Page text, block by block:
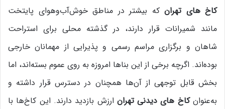
کاخ های تهران که بیشتر در مناطق خوش‌آب‌وهوای پایتخت
مانند شمیرانات قرار دارند، در گذشته محلی برای استراحت
شاهان و برگزاری مراسم رسمی و پذیرایی از مهمانان خارجی
بوده‌اند. اگرچه برخی از این بناها امروزه به روی عموم بسته‌اند، اما
بخش قابل توجهی از آن‌ها همچنان در دسترس قرار داشته و
به‌عنوانکاخ های دیدنی تهران ارزش بازدید دارند. این کاخ‌ها با